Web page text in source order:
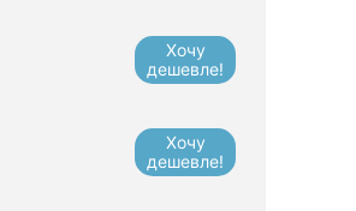
Хочу
дешевле!
Хочу
дешевле!